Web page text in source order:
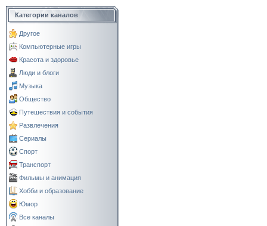
Категории каналов
Другое
Компьютерные игры
Красота и здоровье
Люди и блоги
Музыка
Общество
Путешествия и события
Развлечения
Сериалы
Спорт
Транспорт
Фильмы и анимация
Хобби и образование
Юмор
Все каналы